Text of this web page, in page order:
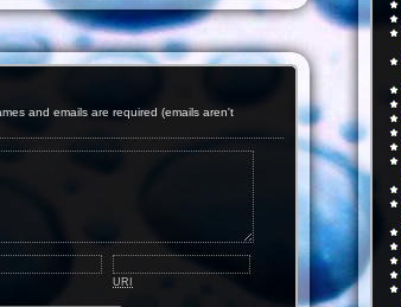
and emails are required (emails aren't
URI